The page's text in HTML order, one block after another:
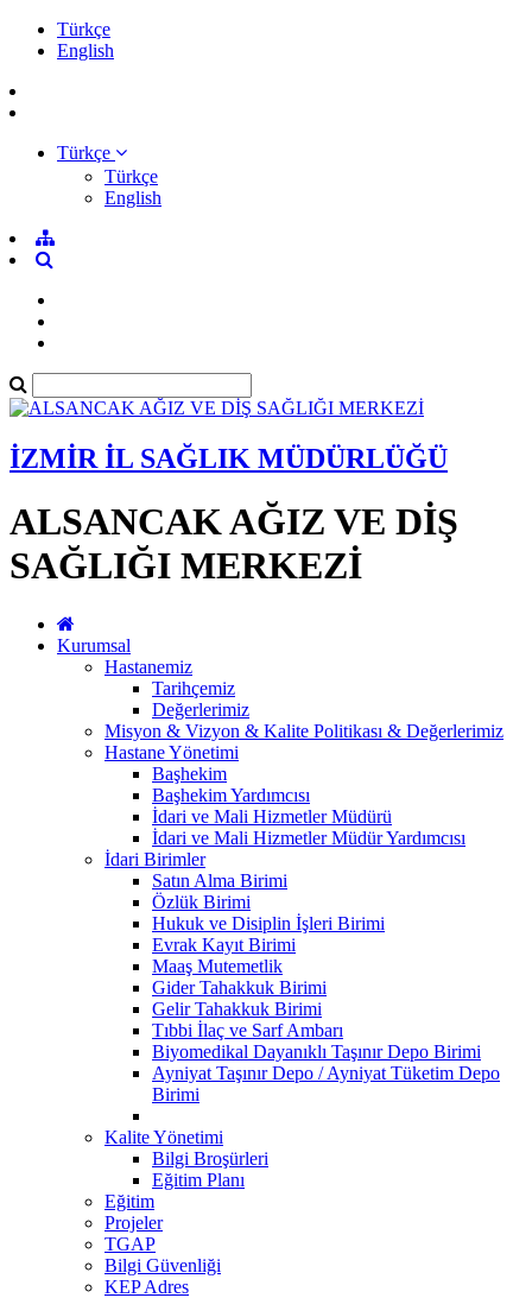
Türkçe
English
Türkçe
Türkçe
English
İZMİR İL SAĞLIK MÜDÜRLÜĞÜ
ALSANCAK AĞIZ VE DİŞ
SAĞLIĞI MERKEZİ
Kurumsal
Hastanemiz
Tarihçemiz
Değerlerimiz
Misyon & Vizyon & Kalite Politikası & Değerlerimiz
Hastane Yönetimi
Başhekim
Başhekim Yardımcısı
İdari ve Mali Hizmetler Müdürü
İdari ve Mali Hizmetler Müdür Yardımcısı
İdari Birimler
Satın Alma Birimi
Özlük Birimi
Hukuk ve Disiplin İşleri Birimi
Evrak Kayıt Birimi
Maaş Mutemetlik
Gider Tahakkuk Birimi
Gelir Tahakkuk Birimi
Tıbbi İlaç ve Sarf Ambarı
Biyomedikal Dayanıklı Taşınır Depo Birimi
Ayniyat Taşınır Depo / Ayniyat Tüketim Depo
Birimi
Kalite Yönetimi
Bilgi Broşürleri
Eğitim Planı
Eğitim
Projeler
TGAP
Bilgi Güvenliği
KEP Adres